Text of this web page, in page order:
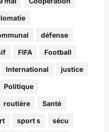
défense
FIFA Football
International justice
Politique
routière Santé
sport s sécu